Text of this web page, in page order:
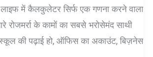
में कैलकुलेटर सिर्फ एक गणना करने वाला
रोजमर्रा के कामों का सबसे भरोसेमंद साथी
की पढ़ाई हो, ऑफिस का अकाउंट, बिज़नेस